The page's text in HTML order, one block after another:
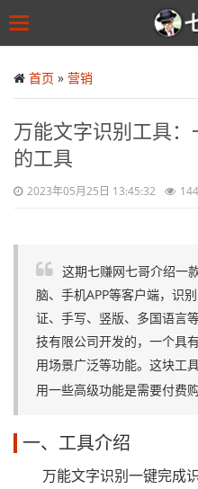
to
main
Toggle
首页 » 营销
万能文字识别工具
的工具
2023年05月25日 13:45:32
这期七赚网七哥介绍一
脑、手机APP等客户端，识
证、手写、竖版、多国语言
技有限公司开发的，一个具
用场景广泛等功能。这块工
用一些高级功能是需要付费购
一、工具介绍
万能文字识别一键完成识